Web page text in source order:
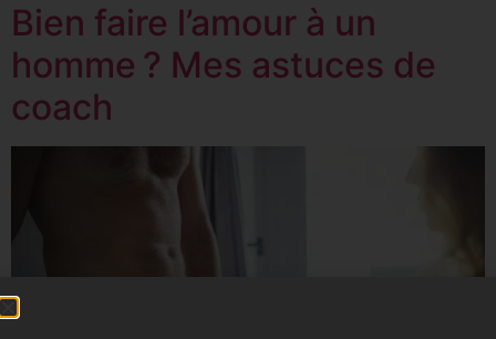
Bien faire l’amour à un
homme ? Mes astuces de
coach